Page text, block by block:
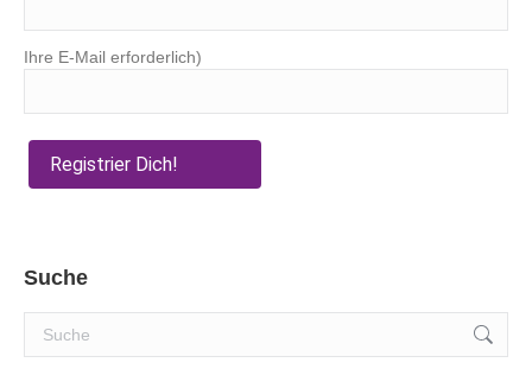
Ihre E-Mail erforderlich)
Suche
Search: